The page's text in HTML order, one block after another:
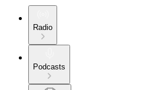
Radio
Podcasts